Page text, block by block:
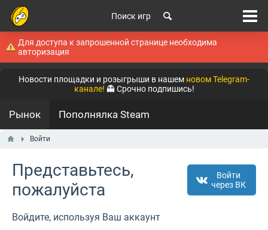
Поиск игр
Для доступа к запрошенной странице необходима
авторизация
Новости площадки и розыгрыши в нашем новом Telegram-
канале! 👻 Срочно подпишись!
Рынок Пополнялка Steam
Войти
Представьтесь,
пожалуйста
Войти
через ВК
Войдите, используя Ваш аккаунт